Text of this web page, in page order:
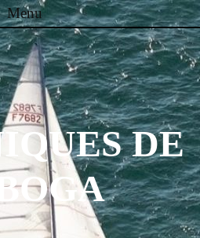
Menu
DE